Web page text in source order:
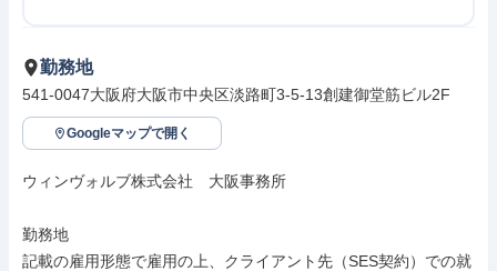
勤務地
541-0047大阪府大阪市中央区淡路町3-5-13創建御堂筋ビル2F
Googleマップで開く
ウィンヴォルブ株式会社　大阪事務所
勤務地
記載の雇用形態で雇用の上、クライアント先（SES契約）での就